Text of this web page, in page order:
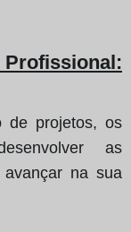
de projetos, os
as
na sua